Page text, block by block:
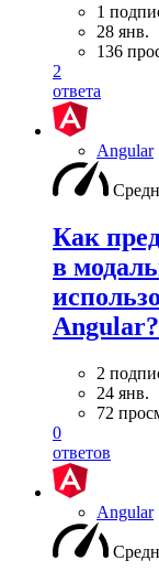
1
28 янв.
136
2
ответа
Angular
Как
в
Angular?
2
24 янв.
72
0
ответов
Angular